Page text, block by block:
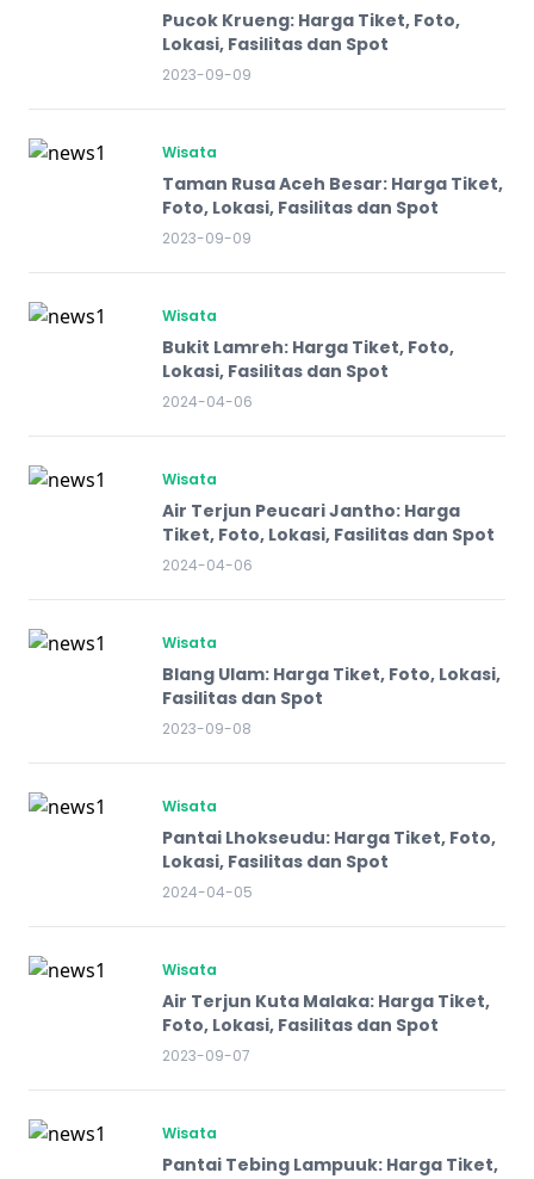
Pucok Krueng: Harga Tiket, Foto,
Lokasi, Fasilitas dan Spot
2023-09-09
Wisata
Taman Rusa Aceh Besar: Harga Tiket,
Foto, Lokasi, Fasilitas dan Spot
2023-09-09
Wisata
Bukit Lamreh: Harga Tiket, Foto,
Lokasi, Fasilitas dan Spot
2024-04-06
Wisata
Air Terjun Peucari Jantho: Harga
Tiket, Foto, Lokasi, Fasilitas dan Spot
2024-04-06
Wisata
Blang Ulam: Harga Tiket, Foto, Lokasi,
Fasilitas dan Spot
2023-09-08
Wisata
Pantai Lhokseudu: Harga Tiket, Foto,
Lokasi, Fasilitas dan Spot
2024-04-05
Wisata
Air Terjun Kuta Malaka: Harga Tiket,
Foto, Lokasi, Fasilitas dan Spot
2023-09-07
Wisata
Pantai Tebing Lampuuk: Harga Tiket,